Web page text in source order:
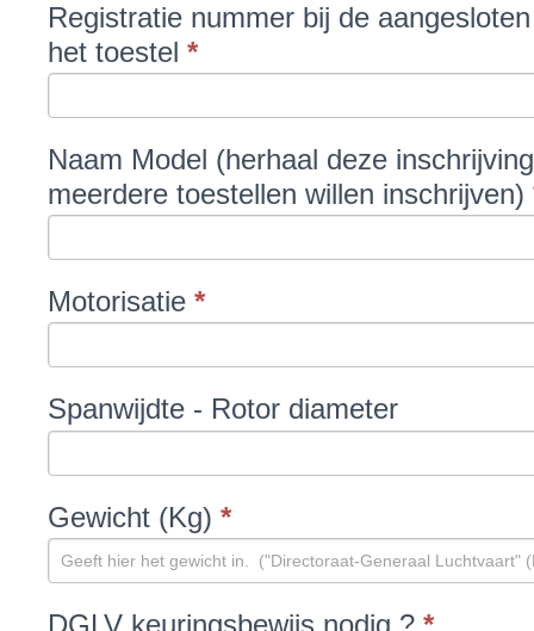
Registratie nummer bij de
het toestel *
Naam Model (herhaal deze
meerdere toestellen willen inschrijven)
Motorisatie *
Spanwijdte - Rotor diameter
Gewicht (Kg) *